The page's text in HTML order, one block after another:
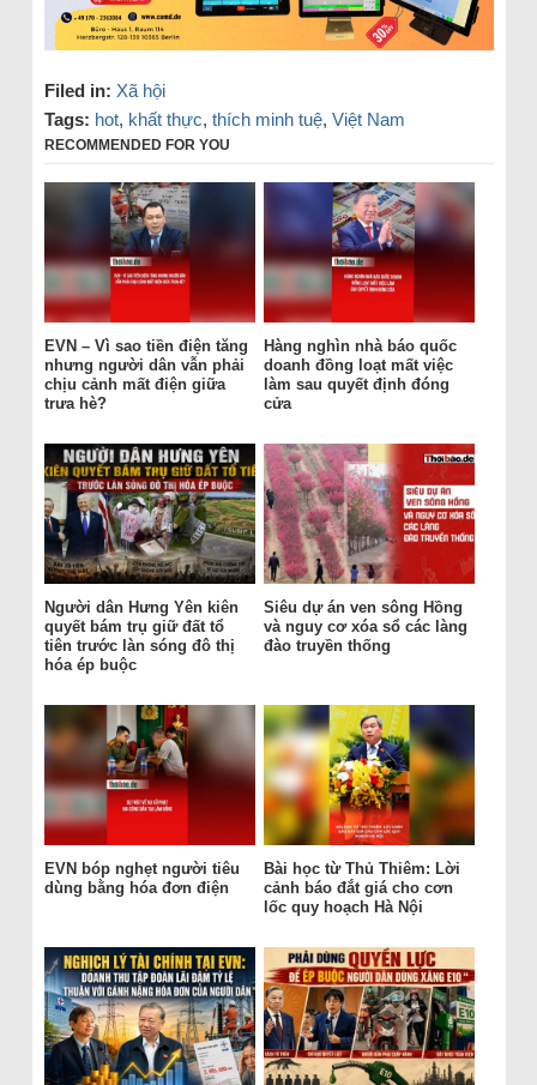
Filed in: Xã hội
Tags: hot, khất thực, thích minh tuệ, Việt Nam
RECOMMENDED FOR YOU
EVN – Vì sao tiền điện tăng
nhưng người dân vẫn phải
chịu cảnh mất điện giữa
trưa hè?
Hàng nghìn nhà báo quốc
doanh đồng loạt mất việc
làm sau quyết định đóng
cửa
Người dân Hưng Yên kiên
quyết bám trụ giữ đất tổ
tiên trước làn sóng đô thị
hóa ép buộc
Siêu dự án ven sông Hồng
và nguy cơ xóa sổ các làng
đào truyền thống
EVN bóp nghẹt người tiêu
dùng bằng hóa đơn điện
Bài học từ Thủ Thiêm: Lời
cảnh báo đắt giá cho cơn
lốc quy hoạch Hà Nội